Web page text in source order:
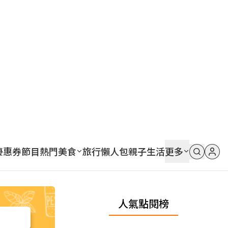
惠券節目熱門美食 旅行懶人包親子生活更多
人氣點閱榜